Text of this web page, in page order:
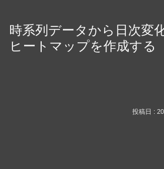
時系列データから日次変
ヒートマップを作成する